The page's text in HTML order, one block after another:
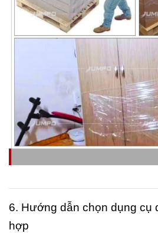
6. Hướng dẫn chọn dụng cụ
hợp